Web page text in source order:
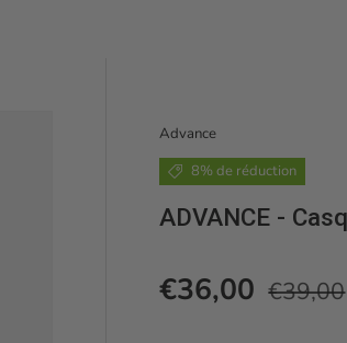
Advance
8% de réduction
ADVANCE -
Prix soldé
€36,00 Prix
€39,00